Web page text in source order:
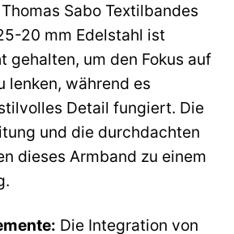
Sabo Textilbandes
20 mm Edelstahl ist
gehalten, um den Fokus auf
lenken, während es
Detail fungiert. Die
und die durchdachten
dieses Armband zu einem
Die Integration von